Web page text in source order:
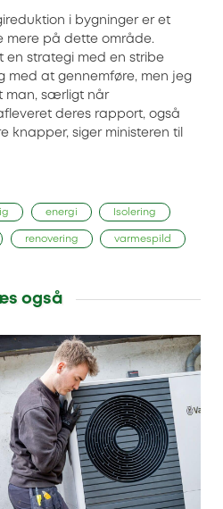
i bygninger er et
mere på dette område.
en strategi med en stribe
med at gennemføre, men jeg
man, særligt når
deres rapport, også
knapper, siger ministeren til
energi Isolering
renovering varmespild
også